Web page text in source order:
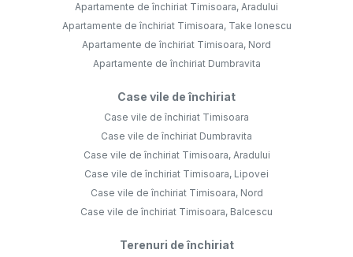
Apartamente de închiriat Timisoara, Aradului
Apartamente de închiriat Timisoara, Take Ionescu
Apartamente de închiriat Timisoara, Nord
Apartamente de închiriat Dumbravita
Case vile de închiriat
Case vile de închiriat Timisoara
Case vile de închiriat Dumbravita
Case vile de închiriat Timisoara, Aradului
Case vile de închiriat Timisoara, Lipovei
Case vile de închiriat Timisoara, Nord
Case vile de închiriat Timisoara, Balcescu
Terenuri de închiriat